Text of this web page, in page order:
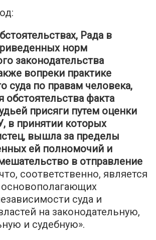
Рада в
норм
законодательства
вопреки практике
суда по правам человека,
обстоятельства факта
присяги путем оценки
в принятии которых
вышла за пределы
ей полномочий и
в отправление
соответственно, является
суда и
на законодательную,
и судебную».